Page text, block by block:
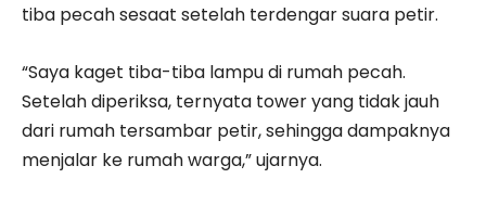
tiba pecah sesaat setelah terdengar suara petir.
“Saya kaget tiba-tiba lampu di rumah pecah.
Setelah diperiksa, ternyata tower yang tidak jauh
dari rumah tersambar petir, sehingga dampaknya
menjalar ke rumah warga,” ujarnya.